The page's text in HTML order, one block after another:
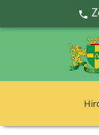
Ugrás a fő 